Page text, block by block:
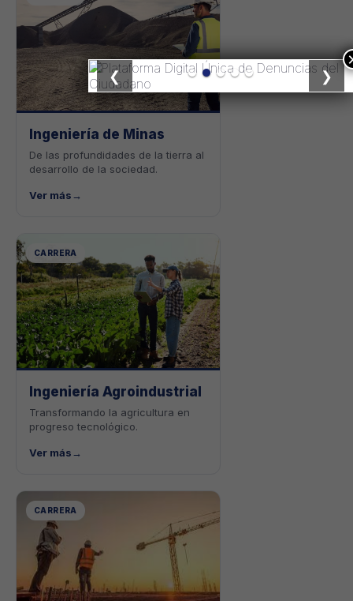
Ingeniería de Minas
De las profundidades de la tierra al
desarrollo de la sociedad.
Ver más→
CARRERA
Ingeniería Agroindustrial
Transformando la agricultura en
progreso tecnológico.
Ver más→
CARRERA
❮ ❯